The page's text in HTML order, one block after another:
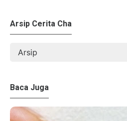
Arsip Cerita Cha
Baca Juga